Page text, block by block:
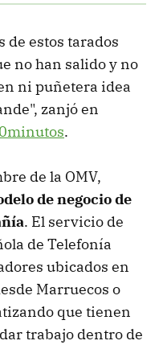
de estos tarados
no han salido y no
ni puñetera idea
zanjó en
.
de la OMV,
de negocio de
. El servicio de
de Telefonía
ubicados en
Marruecos o
que tienen
trabajo dentro de